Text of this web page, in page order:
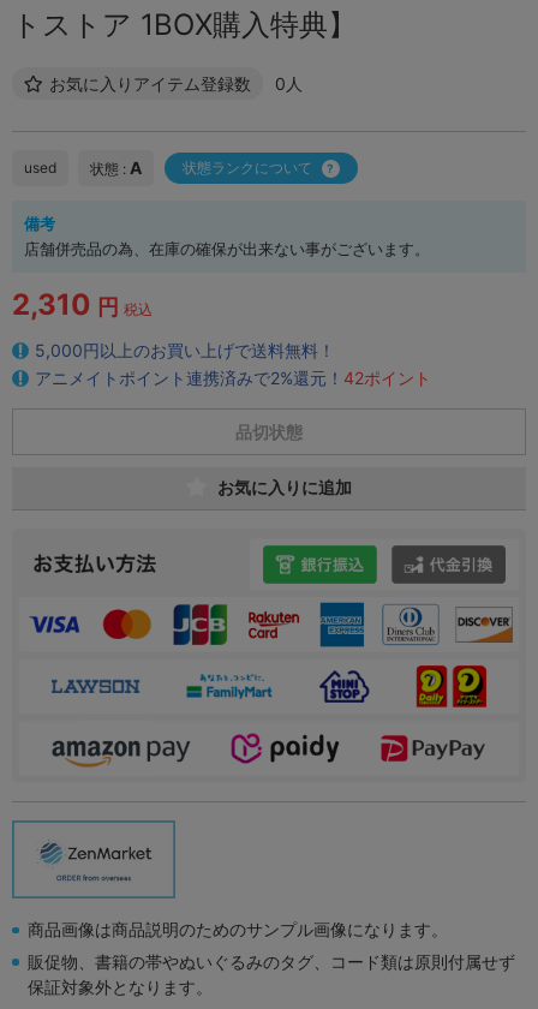
トストア 1BOX購入特典】
お気に入りアイテム登録数 0人
used 状態 : A 状態ランクについて
備考
店舗併売品の為、在庫の確保が出来ない事がございます。
2,310 円 税込
5,000円以上のお買い上げで送料無料！
アニメイトポイント連携済みで2%還元！ 42ポイント
品切状態
お気に入りに追加
商品画像は商品説明のためのサンプル画像になります。
販促物、書籍の帯やぬいぐるみのタグ、コード類は原則付属せず
保証対象外となります。